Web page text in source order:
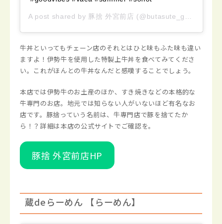
A post shared by 豚捨 外宮前店 (@butasute_geku) on
牛丼といってもチェーン店のそれとはひと味もふた味も違い
ますよ！伊勢牛を使用した特製上牛丼を食べてみてくださ
い。これがほんとの牛丼なんだと感嘆することでしょう。
本店では伊勢牛のお土産のほか、すき焼きなどの本格的な
牛専門のお店。地元では知らない人がいないほど有名なお
店です。豚捨っていう名前は、牛専門店で豚を捨てたか
ら！？詳細は本店の公式サイトでご確認を。
豚捨 外宮前店HP
蔵deらーめん 【らーめん】